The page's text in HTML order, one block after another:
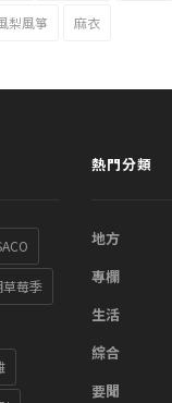
梨風箏 麻衣
草莓季
熱門分類
地方
專欄
生活
綜合
要聞